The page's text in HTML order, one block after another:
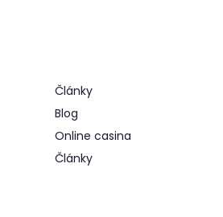
Články
Blog
Online casina
Články